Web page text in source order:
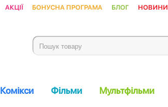
Акції Бонусна програма Блог Новини
Комікси Фільми Мультфільми